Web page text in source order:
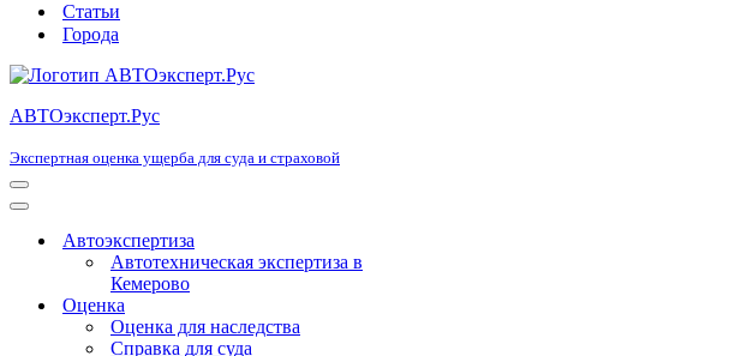
Статьи
Города
АВТОэксперт.Рус
Экспертная оценка ущерба для суда и страховой
Меню
навигации
Меню
навигацииАвтоэкспертиза
Автотехническая экспертиза в
Кемерово
Оценка
Оценка для наследства
Справка для суда